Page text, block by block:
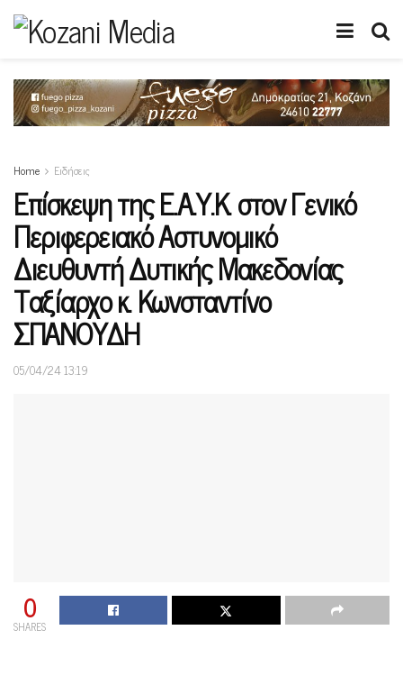
Home Ειδήσεις
Επίσκεψη της Ε.Α.Υ.Κ. στον Γενικό
Περιφερειακό Αστυνομικό
Διευθυντή Δυτικής Μακεδονίας
Ταξίαρχο κ. Κωνσταντίνο
ΣΠΑΝΟΥΔΗ
05/04/24 13:19
0
SHARES